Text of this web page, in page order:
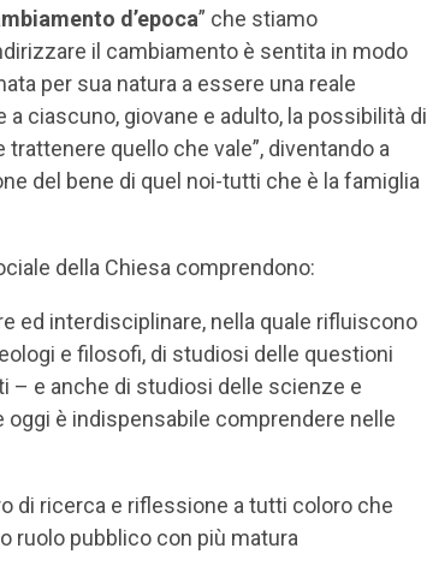
d’epoca” che stiamo
il cambiamento è sentita in modo
per sua natura a essere una reale
ciascuno, giovane e adulto, la possibilità di
trattenere quello che vale”, diventando a
del bene di quel noi-tutti che è la famiglia
della Chiesa comprendono:
ed interdisciplinare, nella quale rifluiscono
e filosofi, di studiosi delle questioni
– e anche di studiosi delle scienze e
oggi è indispensabile comprendere nelle
di ricerca e riflessione a tutti coloro che
ruolo pubblico con più matura